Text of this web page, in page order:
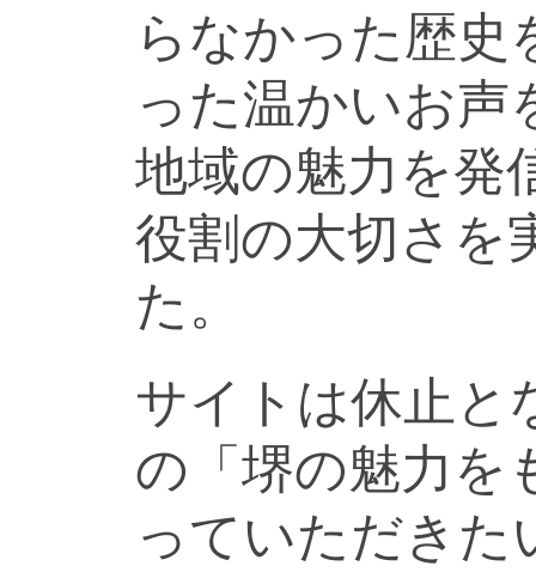
らなかった歴史
った温かいお声
地域の魅力を発
役割の大切さを
た。
サイトは休止と
の「堺の魅力を
っていただきた